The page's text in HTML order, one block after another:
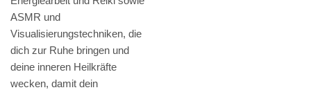
ASMR und
Visualisierungstechniken, die
dich zur Ruhe bringen und
deine inneren Heilkräfte
wecken, damit dein